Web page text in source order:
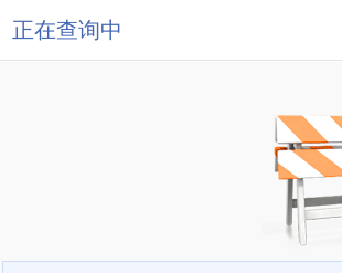
正在查询中